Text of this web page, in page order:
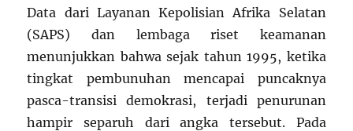
Data dari Layanan Kepolisian Afrika Selatan
(SAPS) dan lembaga riset keamanan
menunjukkan bahwa sejak tahun 1995, ketika
tingkat pembunuhan mencapai puncaknya
pasca-transisi demokrasi, terjadi penurunan
hampir separuh dari angka tersebut. Pada